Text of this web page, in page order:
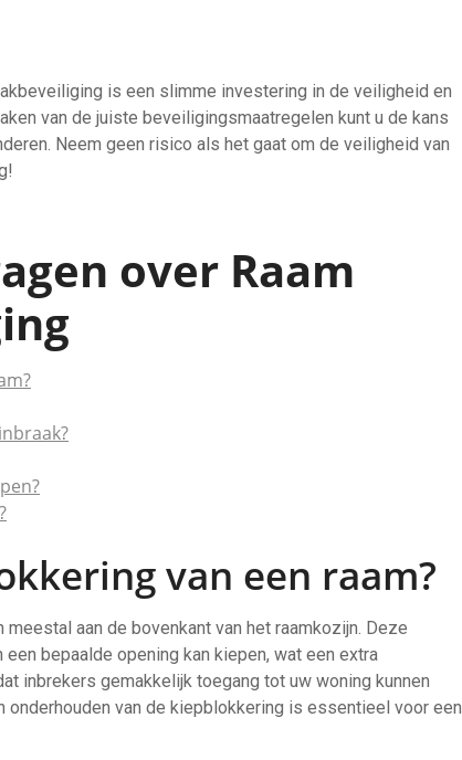
is een slimme investering in de veiligheid en
van de juiste beveiligingsmaatregelen kunt u de kans
Neem geen risico als het gaat om de veiligheid van
over Raam
van een raam?
aan de bovenkant van het raamkozijn. Deze
bepaalde opening kan kiepen, wat een extra
inbrekers gemakkelijk toegang tot uw woning kunnen
onderhouden van de kiepblokkering is essentieel voor een